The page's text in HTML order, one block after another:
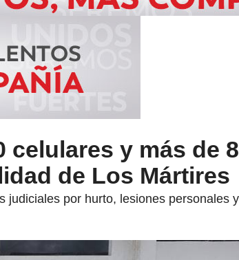
celulares y más de
de Los Mártires
judiciales por hurto, lesiones personales